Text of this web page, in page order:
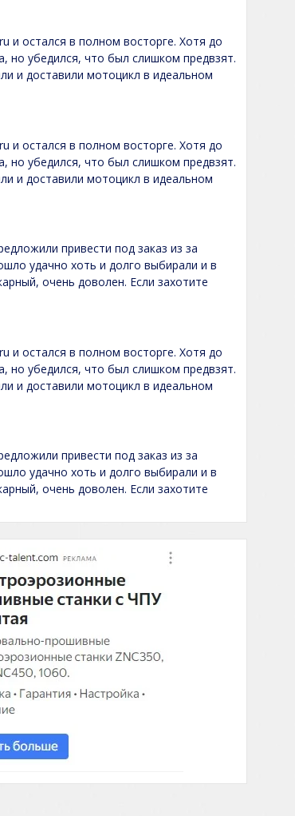
и остался в полном восторге. Хотя до
но убедился, что был слишком предвзят.
и доставили мотоцикл в идеальном
и остался в полном восторге. Хотя до
но убедился, что был слишком предвзят.
и доставили мотоцикл в идеальном
привести под заказ из за
удачно хоть и долго выбирали и в
очень доволен. Если захотите
и остался в полном восторге. Хотя до
но убедился, что был слишком предвзят.
и доставили мотоцикл в идеальном
привести под заказ из за
удачно хоть и долго выбирали и в
очень доволен. Если захотите